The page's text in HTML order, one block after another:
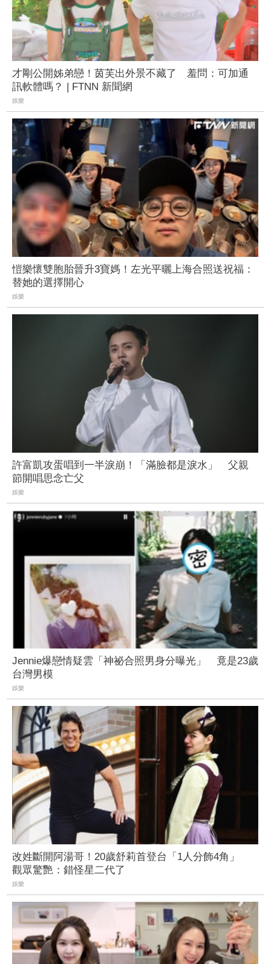
才剛公開姊弟戀！茵芙出外景不藏了 羞問：可加通
訊軟體嗎？ | FTNN 新聞網
娛樂
愷樂懷雙胞胎晉升3寶媽！左光平曬上海合照送祝福：
替她的選擇開心
娛樂
許富凱攻蛋唱到一半淚崩！「滿臉都是淚水」 父親
節開唱思念亡父
娛樂
Jennie爆戀情疑雲「神祕合照男身分曝光」 竟是23歲
台灣男模
娛樂
改姓斷開阿湯哥！20歲舒莉首登台「1人分飾4角」
觀眾驚艷：錯怪星二代了
娛樂